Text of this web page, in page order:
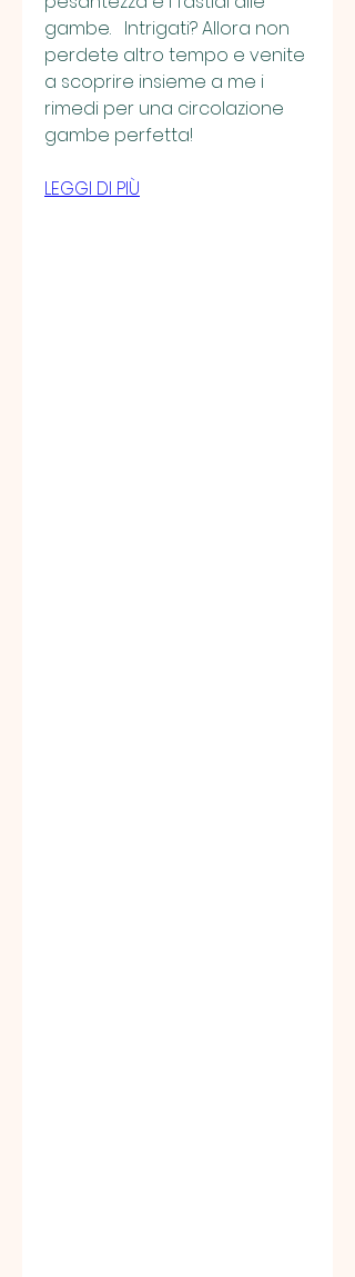
gambe.   Intrigati? Allora non
perdete altro tempo e venite
a scoprire insieme a me i
rimedi per una circolazione
gambe perfetta!
LEGGI DI PIÙ